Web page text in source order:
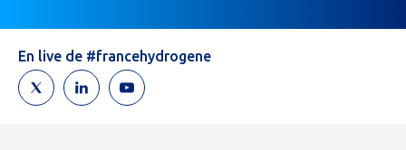
un
humain,
ne
remplissez
pas
En live de #francehydrogene